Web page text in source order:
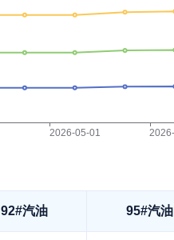
92#汽油 95#汽油